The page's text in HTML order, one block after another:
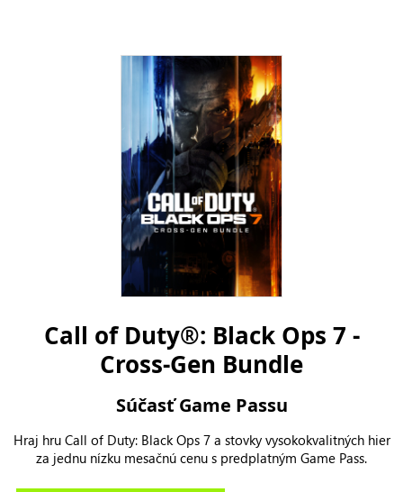
Call of Duty®: Black Ops 7 -
Cross-Gen Bundle
Súčasť Game Passu
Hraj hru Call of Duty: Black Ops 7 a stovky vysokokvalitných hier
za jednu nízku mesačnú cenu s predplatným Game Pass.